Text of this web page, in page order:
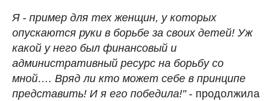
Я - пример для тех женщин, у которых
опускаются руки в борьбе за своих детей! Уж
какой у него был финансовый и
административный ресурс на борьбу со
мной…. Вряд ли кто может себе в принципе
представить! И я его победила!" - продолжила